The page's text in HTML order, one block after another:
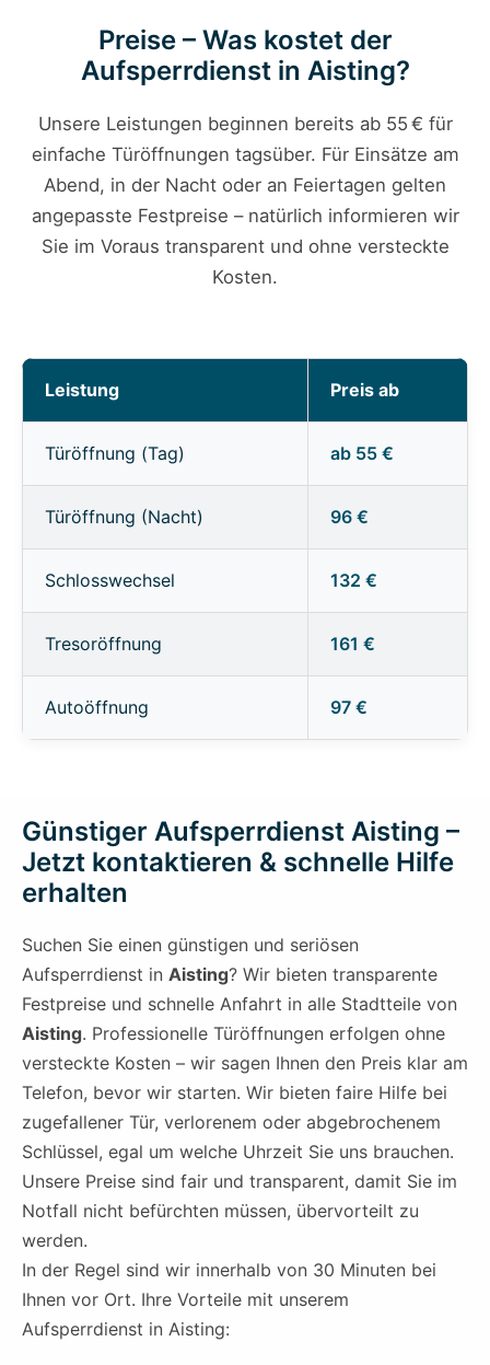
Preise – Was kostet der
Aufsperrdienst in Aisting?
Unsere Leistungen beginnen bereits ab 55 € für
einfache Türöffnungen tagsüber. Für Einsätze am
Abend, in der Nacht oder an Feiertagen gelten
angepasste Festpreise – natürlich informieren wir
Sie im Voraus transparent und ohne versteckte
Kosten.
Leistung Preis ab
Türöffnung (Tag) ab 55 €
Türöffnung (Nacht) 96 €
Schlosswechsel 132 €
Tresoröffnung 161 €
Autoöffnung 97 €
Günstiger Aufsperrdienst Aisting –
Jetzt kontaktieren & schnelle Hilfe
erhalten
Suchen Sie einen günstigen und seriösen
Aufsperrdienst in Aisting? Wir bieten transparente
Festpreise und schnelle Anfahrt in alle Stadtteile von
Aisting. Professionelle Türöffnungen erfolgen ohne
versteckte Kosten – wir sagen Ihnen den Preis klar am
Telefon, bevor wir starten. Wir bieten faire Hilfe bei
zugefallener Tür, verlorenem oder abgebrochenem
Schlüssel, egal um welche Uhrzeit Sie uns brauchen.
Unsere Preise sind fair und transparent, damit Sie im
Notfall nicht befürchten müssen, übervorteilt zu
werden.
In der Regel sind wir innerhalb von 30 Minuten bei
Ihnen vor Ort. Ihre Vorteile mit unserem
Aufsperrdienst in Aisting: